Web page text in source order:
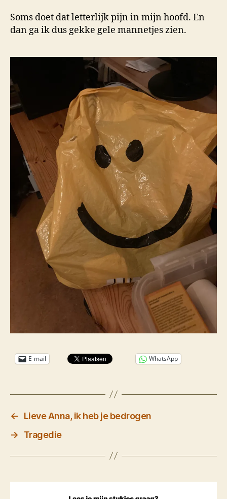
Soms doet dat letterlijk pijn in mijn hoofd. En
dan ga ik dus gekke gele mannetjes zien.
E-mail WhatsApp
←
Lieve Anna, ik heb je bedrogen
→
Tragedie